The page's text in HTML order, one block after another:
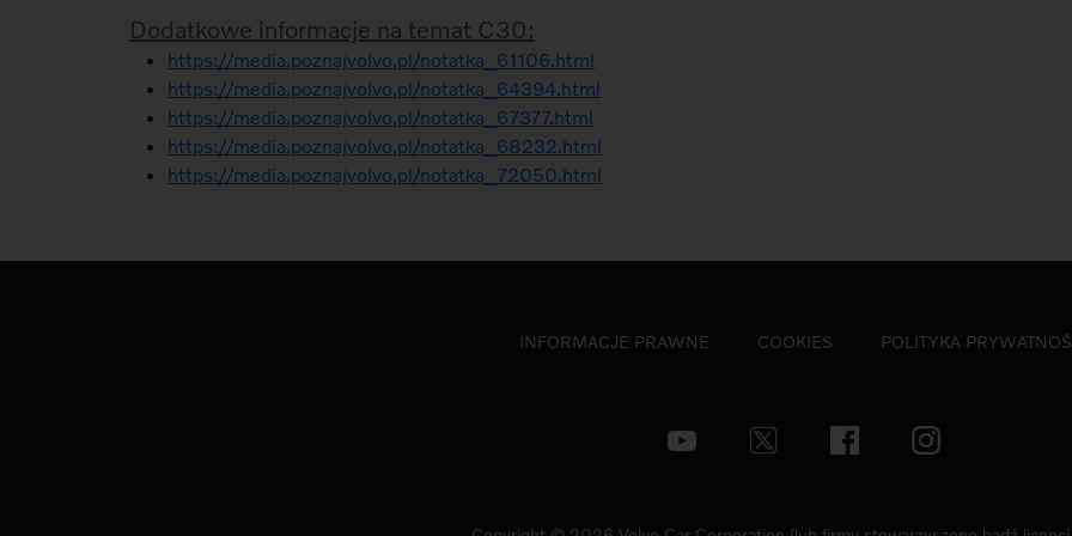
Dodatkowe informacje na temat C30:
https://media.poznajvolvo.pl/notatka_61106.html
https://media.poznajvolvo.pl/notatka_64394.html
https://media.poznajvolvo.pl/notatka_67377.html
https://media.poznajvolvo.pl/notatka_68232.html
https://media.poznajvolvo.pl/notatka_72050.html
INFORMACJE PRAWNE COOKIES POLITYKA